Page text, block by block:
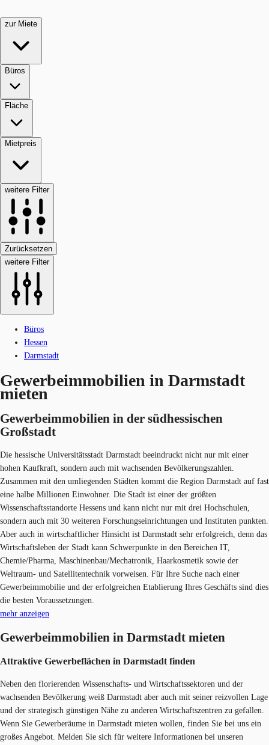
zur Miete
Büros
Fläche
Mietpreis
weitere Filter
Zurücksetzen
weitere Filter
Büros
Hessen
Darmstadt
Gewerbeimmobilien in Darmstadt
mieten
Gewerbeimmobilien in der südhessischen
Großstadt
Die hessische Universitätsstadt Darmstadt beeindruckt nicht nur mit einer
hohen Kaufkraft, sondern auch mit wachsenden Bevölkerungszahlen.
Zusammen mit den umliegenden Städten kommt die Region Darmstadt auf fast
eine halbe Millionen Einwohner. Die Stadt ist einer der größten
Wissenschaftsstandorte Hessens und kann nicht nur mit drei Hochschulen,
sondern auch mit 30 weiteren Forschungseinrichtungen und Instituten punkten.
Aber auch in wirtschaftlicher Hinsicht ist Darmstadt sehr erfolgreich, denn das
Wirtschaftsleben der Stadt kann Schwerpunkte in den Bereichen IT,
Chemie/Pharma, Maschinenbau/Mechatronik, Haarkosmetik sowie der
Weltraum- und Satellitentechnik vorweisen. Für Ihre Suche nach einer
Gewerbeimmobilie und der erfolgreichen Etablierung Ihres Geschäfts sind dies
die besten Voraussetzungen.
mehr anzeigen
Gewerbeimmobilien in Darmstadt mieten
Attraktive Gewerbeflächen in Darmstadt finden
Neben den florierenden Wissenschafts- und Wirtschaftssektoren und der
wachsenden Bevölkerung weiß Darmstadt aber auch mit seiner reizvollen Lage
und der strategisch günstigen Nähe zu anderen Wirtschaftszentren zu gefallen.
Wenn Sie Gewerberäume in Darmstadt mieten wollen, finden Sie bei uns ein
großes Angebot. Melden Sie sich für weitere Informationen bei unseren